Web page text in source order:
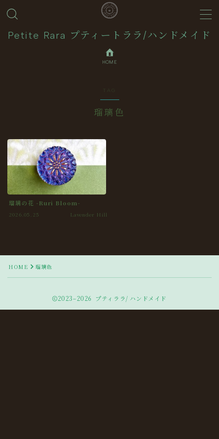
Petite Rara プティートララ/ハンドメイド
MENU
Collection
HOME
TAG
瑠璃色
瑠璃の花 -Ruri Bloom-
2026.05.25 Lavender Hill
HOME 瑠璃色
2023–2026 プティララ/ ハンドメイド